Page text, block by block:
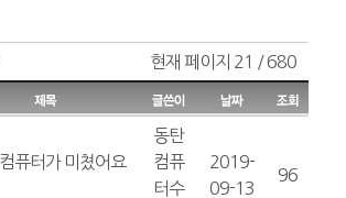
현재 페이지 21 / 680
컴퓨터가 미쳤어요
동탄
컴퓨
터수
2019-
09-13
96